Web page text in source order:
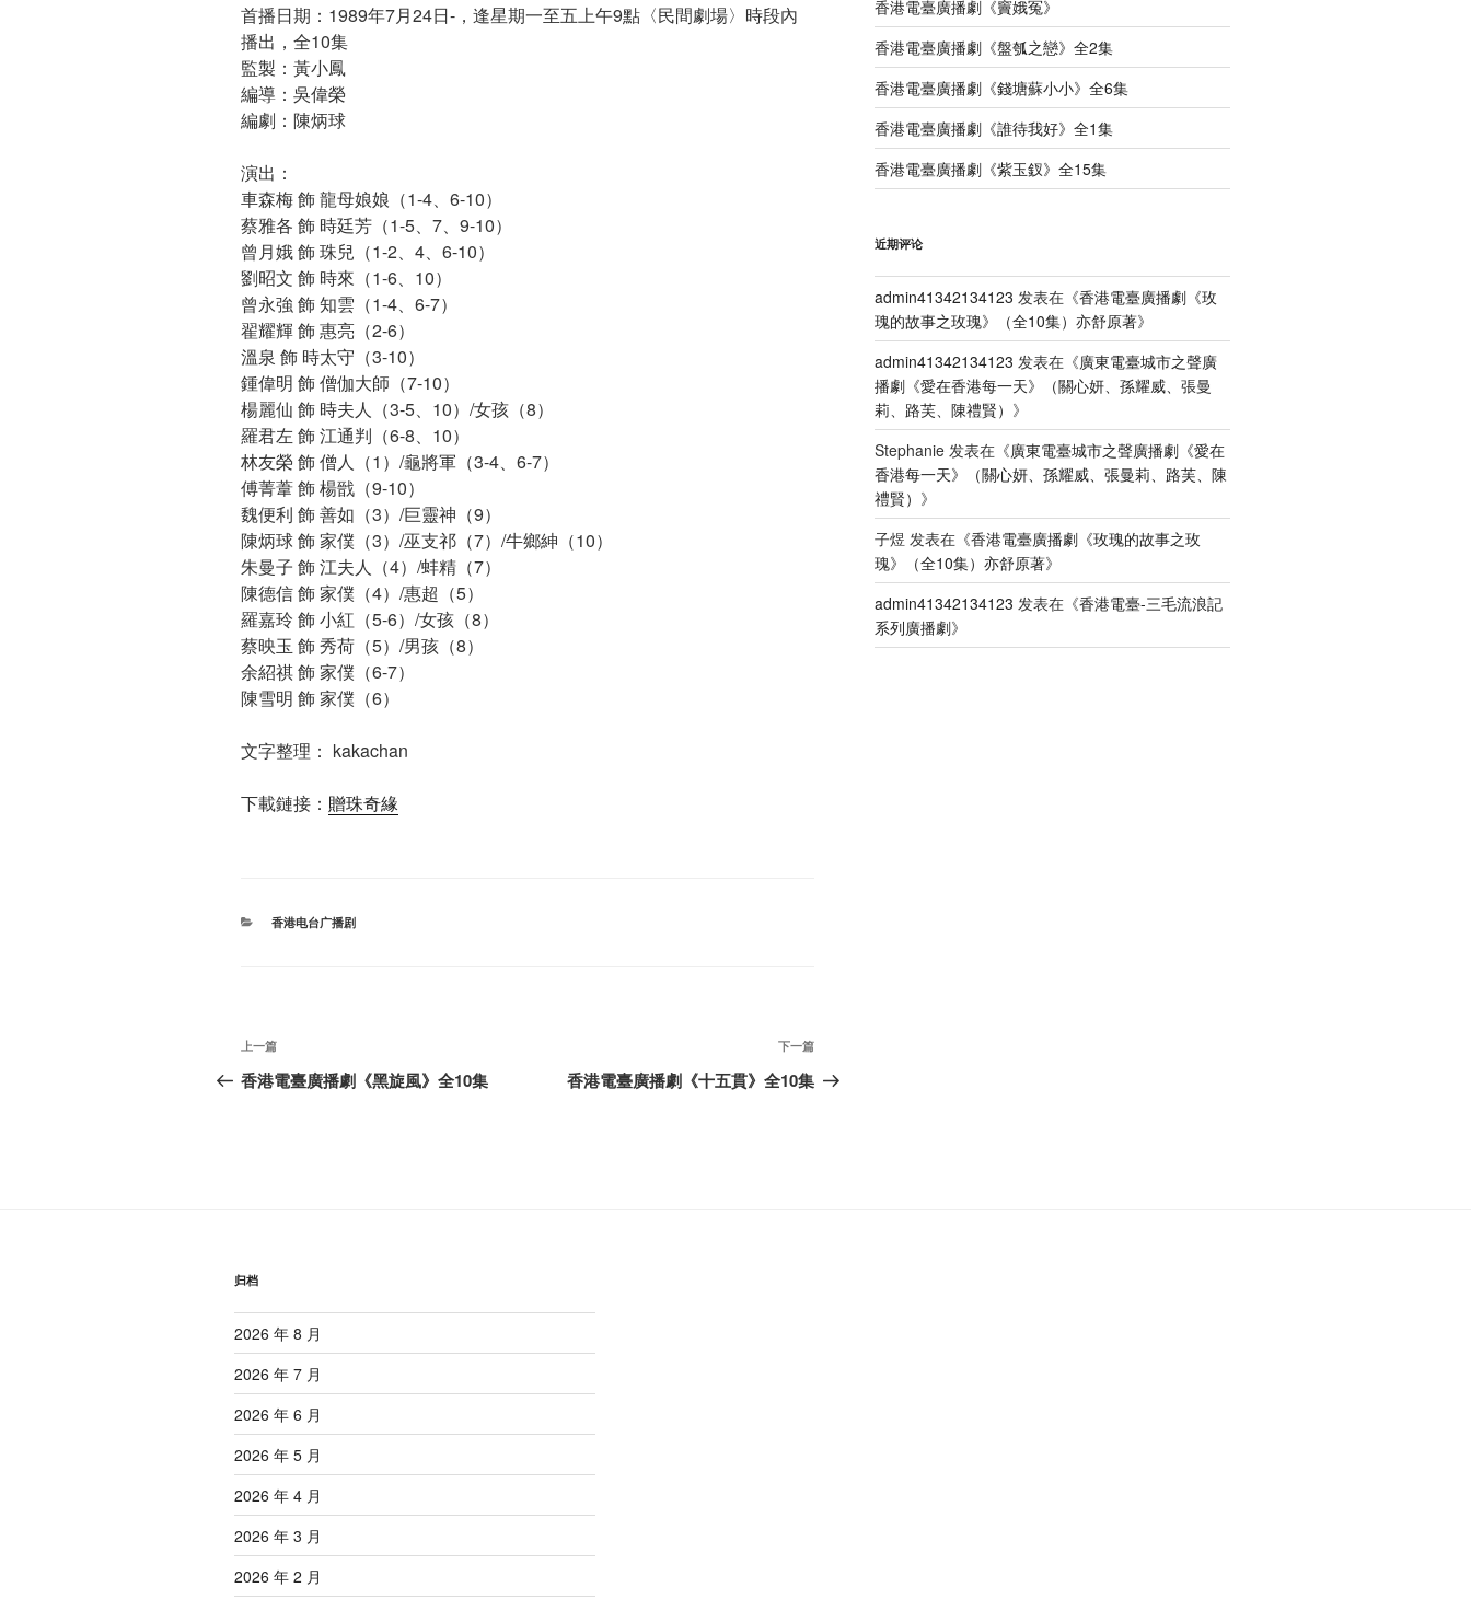
首播日期：1989年7月24日-，逢星期一至五上午9點〈民間劇場〉時段內
播出，全10集
監製：黃小鳳
編導：吳偉榮
編劇：陳炳球
演出：
車森梅 飾 龍母娘娘（1-4、6-10）
蔡雅各 飾 時廷芳（1-5、7、9-10）
曾月娥 飾 珠兒（1-2、4、6-10）
劉昭文 飾 時來（1-6、10）
曾永強 飾 知雲（1-4、6-7）
翟耀輝 飾 惠亮（2-6）
溫泉 飾 時太守（3-10）
鍾偉明 飾 僧伽大師（7-10）
楊麗仙 飾 時夫人（3-5、10）/女孩（8）
羅君左 飾 江通判（6-8、10）
林友榮 飾 僧人（1）/龜將軍（3-4、6-7）
傅菁葦 飾 楊戩（9-10）
魏便利 飾 善如（3）/巨靈神（9）
陳炳球 飾 家僕（3）/巫支祁（7）/牛鄉紳（10）
朱曼子 飾 江夫人（4）/蚌精（7）
陳德信 飾 家僕（4）/惠超（5）
羅嘉玲 飾 小紅（5-6）/女孩（8）
蔡映玉 飾 秀荷（5）/男孩（8）
余紹祺 飾 家僕（6-7）
陳雪明 飾 家僕（6）
文字整理： kakachan
下載鏈接： 贈珠奇緣
分
香港电台广播剧
文
章
上
一
上一篇
香港電臺廣播劇《黑旋風》全10集
下
一
下一篇
香港電臺廣播劇《十五貫》全10集
香港電臺廣播劇《竇娥冤》
香港電臺廣播劇《盤瓠之戀》全2集
香港電臺廣播劇《錢塘蘇小小》全6集
香港電臺廣播劇《誰待我好》全1集
香港電臺廣播劇《紫玉釵》全15集
近期评论
admin41342134123 发表在《香港電臺廣播劇《玫
瑰的故事之玫瑰》（全10集）亦舒原著》
admin41342134123 发表在《廣東電臺城市之聲廣
播劇《愛在香港每一天》（關心妍、孫耀威、張曼
莉、路芙、陳禮賢） 》
Stephanie发表在《廣東電臺城市之聲廣播劇《愛在
香港每一天》（關心妍、孫耀威、張曼莉、路芙、陳
禮賢） 》
子煜 发表在《香港電臺廣播劇《玫瑰的故事之玫
瑰》（全10集）亦舒原著》
admin41342134123 发表在《香港電臺-三毛流浪記
系列廣播劇》
归档
2026 年 8 月
2026 年 7 月
2026 年 6 月
2026 年 5 月
2026 年 4 月
2026 年 3 月
2026 年 2 月